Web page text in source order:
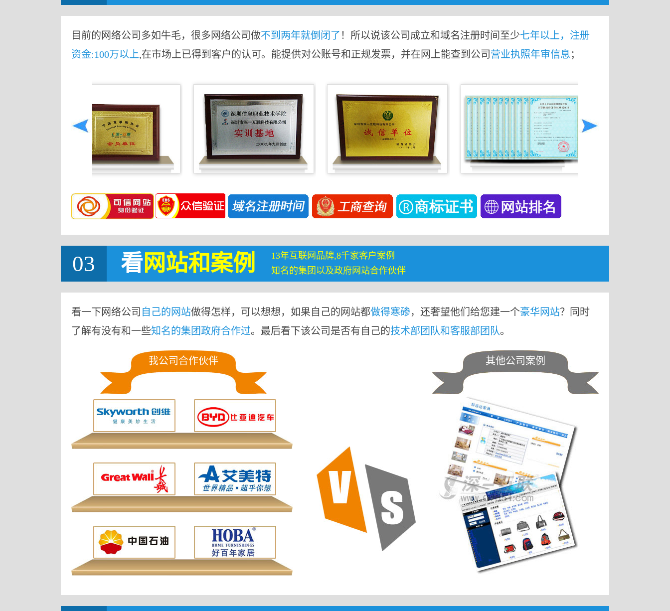
目前的网络公司多如牛毛，很多网络公司做不到两年就倒闭了 ！所以说该公司成立和域名注册时间至少七年以上，注册
资金:100万以上,在市场上已得到客户的认可。能提供对公账号和正规发票，并在网上能查到公司 营业执照年审信息；
03 看网站和案例
13年互联网品牌,8千家客户案例
知名的集团以及政府网站合作伙伴
看一下网络公司 自己的网站做得怎样，可以想想，如果自己的网站都做得寒碜，还奢望他们给您建一个豪华网站？同时
了解有没有和一些知名的集团政府合作过。最后看下该公司是否有自己的技术部团队和客服部团队。
我公司合作伙伴 其他公司案例